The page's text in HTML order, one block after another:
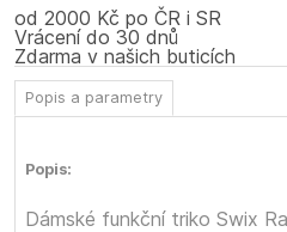
od 2000 Kč po ČR i SR
Vrácení do 30 dnů
Zdarma v našich buticích
Popis a parametry
Popis:
Dámské funkční triko Swix